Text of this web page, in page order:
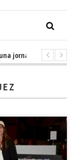
de baloncesto